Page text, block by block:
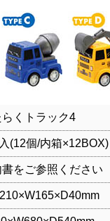
ラック4
箱×12BOX)
参照ください